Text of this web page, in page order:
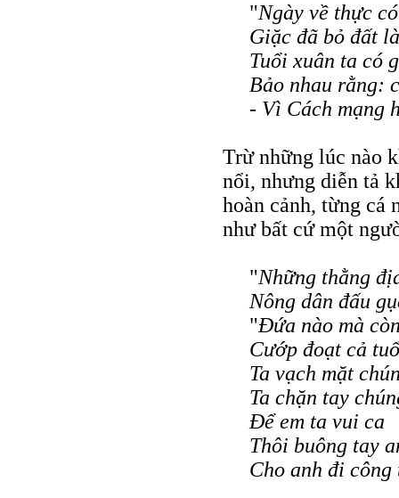
"Ngày về thực
Giặc đã bỏ đất là
Tuổi xuân ta có
Bảo nhau rằng:
- Vì Cách mạng
Trừ những lúc nào
nổi, nhưng diễn tả
hoàn cảnh, từng cá
như bất cứ một
"Những thằng
Nông dân đấu
"Đứa nào mà
Cướp đoạt cả
Ta vạch mặt
Ta chặn tay
Để em ta vui ca
Thôi buông tay
Cho anh đi công